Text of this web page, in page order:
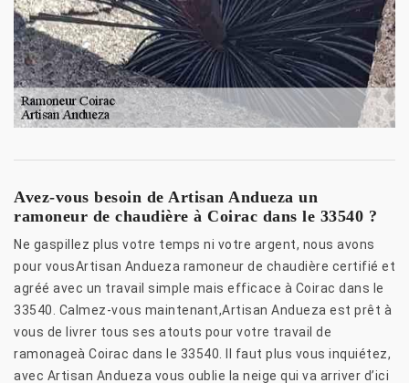
Avez-vous besoin de Artisan Andueza un
ramoneur de chaudière à Coirac dans le 33540 ?
Ne gaspillez plus votre temps ni votre argent, nous avons
pour vousArtisan Andueza ramoneur de chaudière certifié et
agréé avec un travail simple mais efficace à Coirac dans le
33540. Calmez-vous maintenant,Artisan Andueza est prêt à
vous de livrer tous ses atouts pour votre travail de
ramonageà Coirac dans le 33540. Il faut plus vous inquiétez,
avec Artisan Andueza vous oublie la neige qui va arriver d’ici